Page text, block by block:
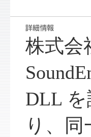
株式会
DLL
り、